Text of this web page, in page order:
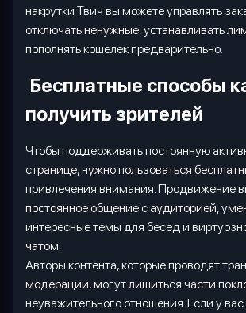
накрутки Твич вы можете управлять
отключать ненужные, устанавливать
пополнять кошелек предварительно.
Бесплатные способы
получить зрителей
Чтобы поддерживать постоянную
странице, нужно пользоваться
привлечения внимания. Продвижение
постоянное общение с аудиторией,
интересные темы для бесед и
чатом.
Авторы контента, которые проводят
модерации, могут лишиться части
неуважительного отношения. Если у вас